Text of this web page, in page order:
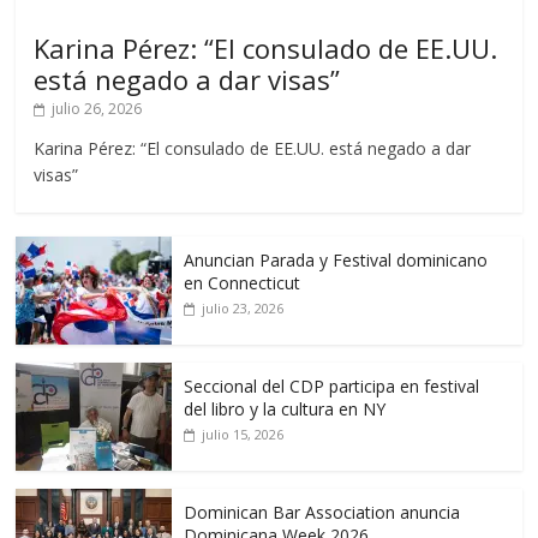
Karina Pérez: “El consulado de EE.UU.
está negado a dar visas”
julio 26, 2026
Karina Pérez: “El consulado de EE.UU. está negado a dar
visas”
Anuncian Parada y Festival dominicano
en Connecticut
julio 23, 2026
Seccional del CDP participa en festival
del libro y la cultura en NY
julio 15, 2026
Dominican Bar Association anuncia